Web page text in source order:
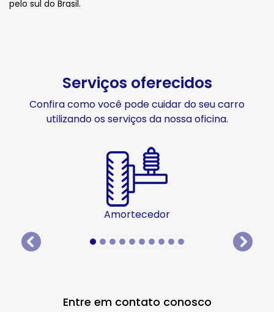
pelo sul do Brasil.
Serviços oferecidos
Confira como você pode cuidar do seu carro
utilizando os serviços da nossa oficina.
Amortecedor
templates.template-
Entre em contato conosco